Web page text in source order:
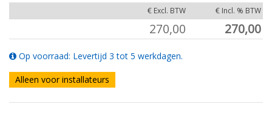
€ Excl. BTW € Incl. % BTW
270,00 270,00
Op voorraad: Levertijd 3 tot 5 werkdagen.
Alleen voor installateurs